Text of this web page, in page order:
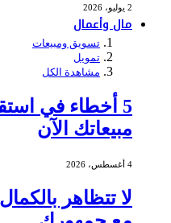
2 يوليو، 2026
مال وأعمال
تسويق ومبيعات
تمويل
مشاهدة الكل
5 أخطاء في
مبيعاتك الآن
4 أغسطس، 2026
لا تتظاهر